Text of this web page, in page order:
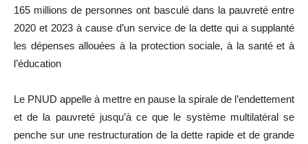
165 millions de personnes ont basculé dans la pauvreté entre
2020 et 2023 à cause d’un service de la dette qui a supplanté
les dépenses allouées à la protection sociale, à la santé et à
l’éducation
Le PNUD appelle à mettre en pause la spirale de l’endettement
et de la pauvreté jusqu’à ce que le système multilatéral se
penche sur une restructuration de la dette rapide et de grande